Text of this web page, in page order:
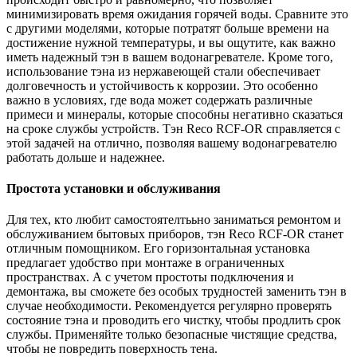
минимизировать время ожидания горячей воды. Сравните это
с другими моделями, которые потратят больше времени на
достижение нужной температуры, и вы ощутите, как важно
иметь надежный тэн в вашем водонагревателе. Кроме того,
использование тэна из нержавеющей стали обеспечивает
долговечность и устойчивость к коррозии. Это особенно
важно в условиях, где вода может содержать различные
примеси и минералы, которые способны негативно сказаться
на сроке службы устройств. Тэн Reco RCF-OR справляется с
этой задачей на отлично, позволяя вашему водонагревателю
работать дольше и надежнее.
Простота установки и обслуживания
Для тех, кто любит самостоятелтььно заниматься ремонтом и
обслуживанием бытовых приборов, тэн Reco RCF-OR станет
отличным помощником. Его горизонтальная установка
предлагает удобство при монтаже в ограниченных
пространствах. А с учетом простоты подключения и
демонтажа, вы сможете без особых трудностей заменить тэн в
случае необходимости. Рекомендуется регулярно проверять
состояние тэна и проводить его чистку, чтобы продлить срок
службы. Применяйте только безопасные чистящие средства,
чтобы не повредить поверхность тена.